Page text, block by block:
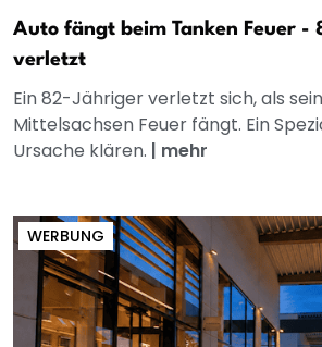
Auto fängt beim Tanken Feuer -
verletzt
Ein 82-Jähriger verletzt sich, als
Mittelsachsen Feuer fängt. Ein
Ursache klären. | mehr
WERBUNG